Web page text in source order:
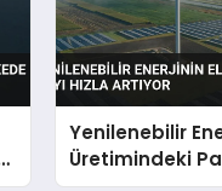
Yenilenebilir
Üretimindeki